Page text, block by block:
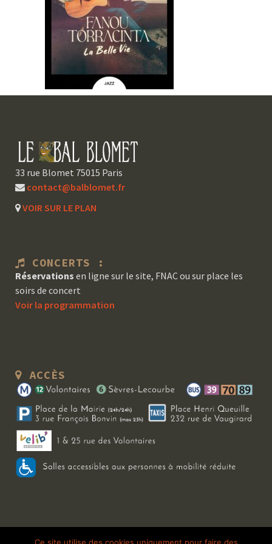
33 rue Blomet 75015 Paris
contact@balblomet.fr
VOIR SUR LE PLAN
CONCERTS :
Réservations en ligne sur le site, FNAC ou sur place les
soirs de concert
Voir la programmation
ACCÈS
Copyright 2026 Le Bal Blomet | Tous droits réservés | Mentions légales